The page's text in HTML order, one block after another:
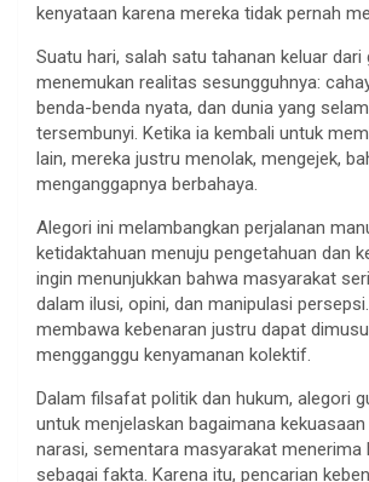
kenyataan karena mereka tidak pernah
Suatu hari, salah satu tahanan keluar dari
menemukan realitas sesungguhnya:
benda-benda nyata, dan dunia yang
tersembunyi. Ketika ia kembali untuk
lain, mereka justru menolak, mengejek,
menganggapnya berbahaya.
Alegori ini melambangkan perjalanan
ketidaktahuan menuju pengetahuan dan
ingin menunjukkan bahwa masyarakat
dalam ilusi, opini, dan manipulasi
membawa kebenaran justru dapat
mengganggu kenyamanan kolektif.
Dalam filsafat politik dan hukum, alegori
untuk menjelaskan bagaimana
narasi, sementara masyarakat menerima
sebagai fakta. Karena itu, pencarian